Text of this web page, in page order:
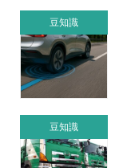
豆知識
豆知識